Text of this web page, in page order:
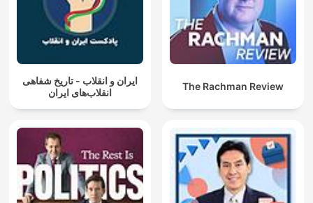
ایران و انقلاب - تاریخ شفاهی
انقلاب‌های ایران
The Rachman Review